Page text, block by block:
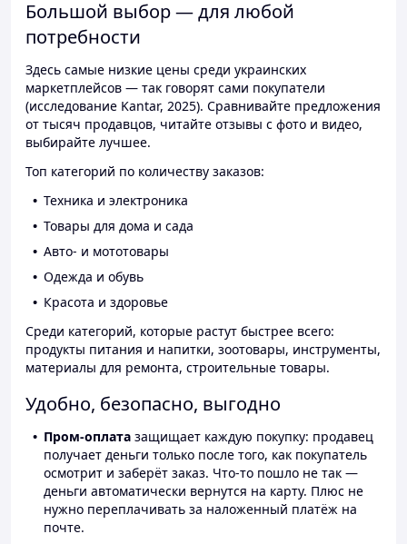
Большой выбор — для любой
потребности
Здесь самые низкие цены среди украинских
маркетплейсов — так говорят сами покупатели
(исследование Kantar, 2025). Сравнивайте предложения
от тысяч продавцов, читайте отзывы с фото и видео,
выбирайте лучшее.
Топ категорий по количеству заказов:
Техника и электроника
Товары для дома и сада
Авто- и мототовары
Одежда и обувь
Красота и здоровье
Среди категорий, которые растут быстрее всего:
продукты питания и напитки, зоотовары, инструменты,
материалы для ремонта, строительные товары.
Удобно, безопасно, выгодно
Пром-оплата защищает каждую покупку: продавец
получает деньги только после того, как покупатель
осмотрит и заберёт заказ. Что-то пошло не так —
деньги автоматически вернутся на карту. Плюс не
нужно переплачивать за наложенный платёж на
почте.